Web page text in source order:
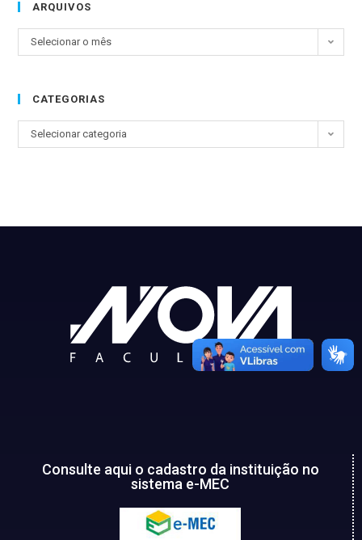
ARQUIVOS
Selecionar o mês
CATEGORIAS
Selecionar categoria
Consulte aqui o cadastro da instituição no
sistema e-MEC